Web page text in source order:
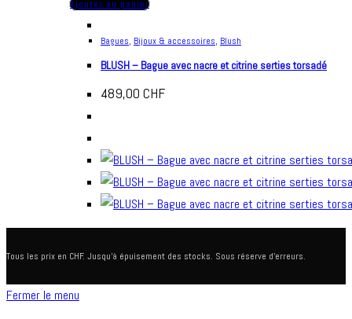
Ajouter au panier
Bagues, Bijoux & accessoires, Blush
BLUSH – Bague avec nacre et citrine serties torsadé
489,00 CHF
Tous les prix en CHF. Jusqu'à épuisement des stocks. Sous réserve d'erreurs.
Fermer le menu